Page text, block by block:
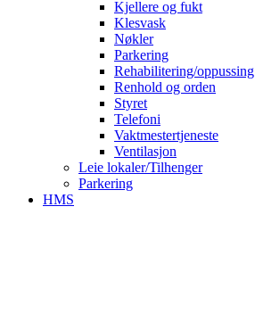
Kjellere og fukt
Klesvask
Nøkler
Parkering
Rehabilitering/oppussing
Renhold og orden
Styret
Telefoni
Vaktmestertjeneste
Ventilasjon
Leie lokaler/Tilhenger
Parkering
HMS